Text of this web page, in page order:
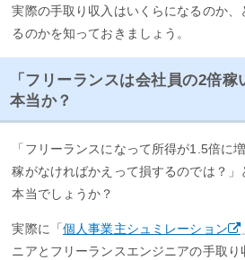
実際の手取り収入はいくらになるのか、
るのかを知っておきましょう。
「フリーランスは会社員の2倍
本当か？
「フリーランスになって所得が1.5倍に
稼がなければかえって損するのでは？」
本当でしょうか？
実際に「個人事業主シュミレーション
ニアとフリーランスエンジニアの手取